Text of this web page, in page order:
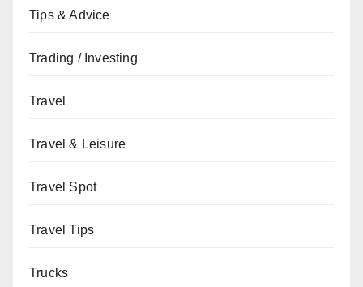
Tips & Advice
Trading / Investing
Travel
Travel & Leisure
Travel Spot
Travel Tips
Trucks